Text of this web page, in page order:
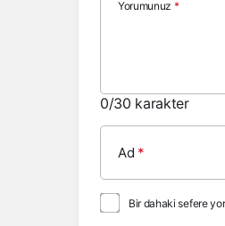
Yorumunuz *
0/30 karakter
Ad *
Bir dahaki sefere